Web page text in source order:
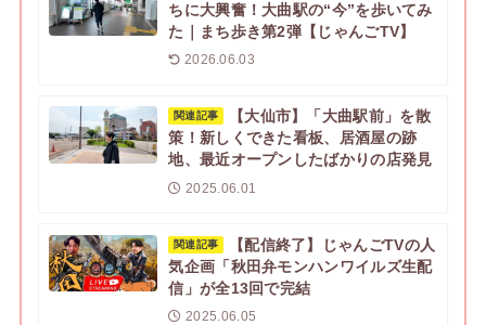
ちに大興奮！大曲駅の“今”を歩いてみ
た｜まち歩き第2弾【じゃんごTV】
2026.06.03
関連記事
【大仙市】「大曲駅前」を散
策！新しくできた看板、居酒屋の跡
地、最近オープンしたばかりの店発見
2025.06.01
関連記事
【配信終了】じゃんごTVの人
気企画「秋田弁モンハンワイルズ生配
信」が全13回で完結
2025.06.05